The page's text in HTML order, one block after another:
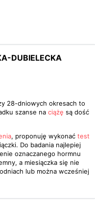
DUBIELECKA
28-dniowych okresach to
szanse na ciążę są dość
, proponuję wykonać test
Do badania najlepiej
oznaczanego hormnu
a miesiączka się nie
lub można wcześniej